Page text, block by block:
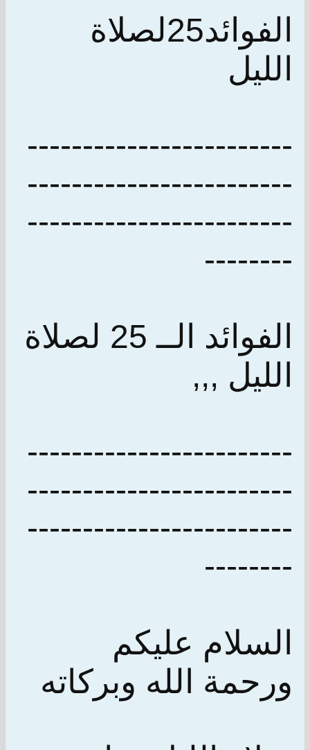
الفوائد25لصلاة
الليل
------------------------
------------------------
------------------------
--------
الفوائد الــ 25 لصلاة
الليل ,,,
------------------------
------------------------
------------------------
--------
السلام عليكم
ورحمة الله وبركاته